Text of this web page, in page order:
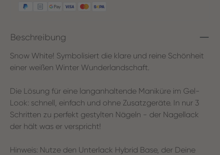
Beschreibung
Snow White! Symbolisiert die klare und reine Schönheit
einer weißen Winter Wunderlandschaft.
Die Lösung für eine langanhaltende Maniküre im Gel-
Look: schnell, einfach und ohne Zusatzgeräte. In nur 3
Schritten zu perfekt gestylten Nägeln - der Nagellack
der hält was er verspricht!
Hinweis: Nutze den Unterlack Hybrid Base, der Deine